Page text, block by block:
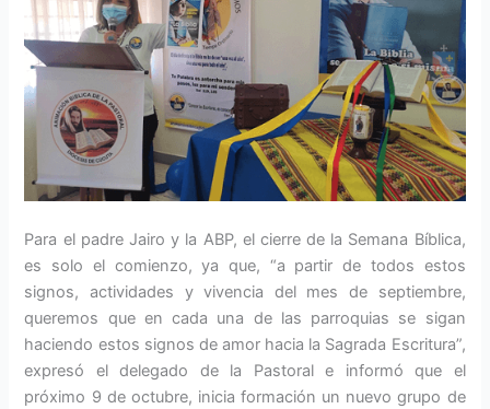
Para el padre Jairo y la ABP, el cierre de la Semana Bíblica,
es solo el comienzo, ya que, “a partir de todos estos
signos, actividades y vivencia del mes de septiembre,
queremos que en cada una de las parroquias se sigan
haciendo estos signos de amor hacia la Sagrada Escritura”,
expresó el delegado de la Pastoral e informó que el
próximo 9 de octubre, inicia formación un nuevo grupo de